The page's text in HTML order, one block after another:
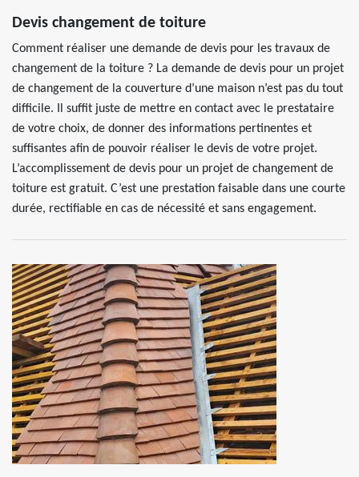
Devis changement de toiture
Comment réaliser une demande de devis pour les travaux de
changement de la toiture ? La demande de devis pour un projet
de changement de la couverture d’une maison n’est pas du tout
difficile. Il suffit juste de mettre en contact avec le prestataire
de votre choix, de donner des informations pertinentes et
suffisantes afin de pouvoir réaliser le devis de votre projet.
L’accomplissement de devis pour un projet de changement de
toiture est gratuit. C’est une prestation faisable dans une courte
durée, rectifiable en cas de nécessité et sans engagement.